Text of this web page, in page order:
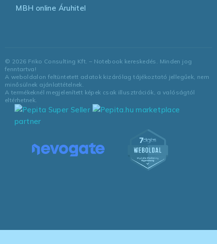
MBH online Áruhitel
© 2026 Friko Consulting Kft. – Notebook kereskedés. Minden jog
fenntartva!
A weboldalon feltüntetett adatok kizárólag tájékoztató jellegűek, nem
minősülnek ajánlattételnek.
A termékeknél megjelenített képek csak illusztrációk, a valóságtól
eltérhetnek.
marketplace
partner